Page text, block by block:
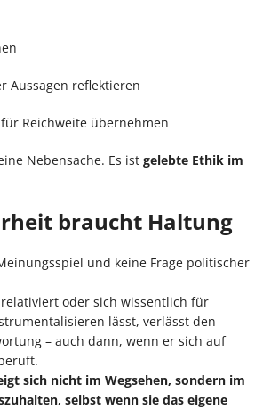
Aussagen reflektieren
Reichweite übernehmen
Nebensache. Es ist gelebte Ethik im
braucht Haltung
und keine Frage politischer
oder sich wissentlich für
lässt, verlässt den
– auch dann, wenn er sich auf
sich nicht im Wegsehen, sondern im
selbst wenn sie das eigene